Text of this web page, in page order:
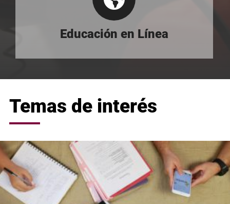
Educación en Línea
Temas de interés